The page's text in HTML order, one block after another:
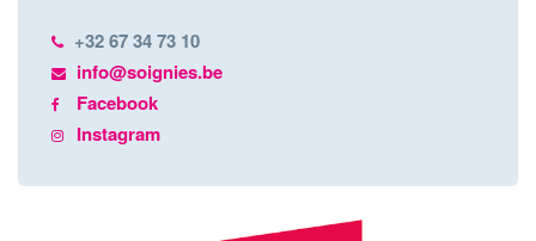
+32 67 34 73 10
info@soignies.be
Facebook
Instagram